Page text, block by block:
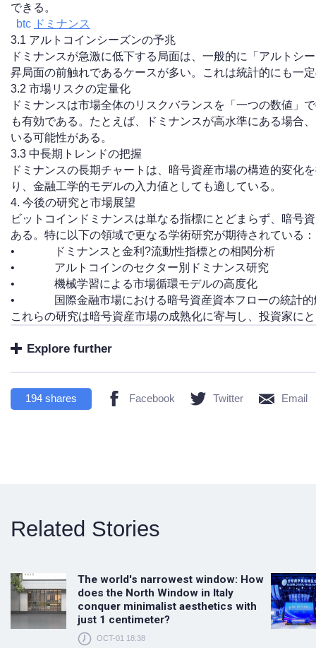
できる。
btc ドミナンス
3.1 アルトコインシーズンの予兆
ドミナンスが急激に低下する局面は、一般的に「アルトシ
昇局面の前触れであるケースが多い。これは統計的にも一
3.2 市場リスクの定量化
ドミナンスは市場全体のリスクバランスを「一つの数値」
も有効である。たとえば、ドミナンスが高水準にある場合
いる可能性がある。
3.3 中長期トレンドの把握
ドミナンスの長期チャートは、暗号資産市場の構造的変化
り、金融工学的モデルの入力値としても適している。
4. 今後の研究と市場展望
ビットコインドミナンスは単なる指標にとどまらず、暗号
ある。特に以下の領域で更なる学術研究が期待されている：
• ドミナンスと金利?流動性指標との相関分析
• アルトコインのセクター別ドミナンス研究
• 機械学習による市場循環モデルの高度化
• 国際金融市場における暗号資産資本フローの統計的
これらの研究は暗号資産市場の成熟化に寄与し、投資家に
Explore further
194 shares Facebook Twitter Email
Related Stories
The world's narrowest window: How
does the North Window in Italy
conquer minimalist aesthetics with
just 1 centimeter?
OCT-01 18:38